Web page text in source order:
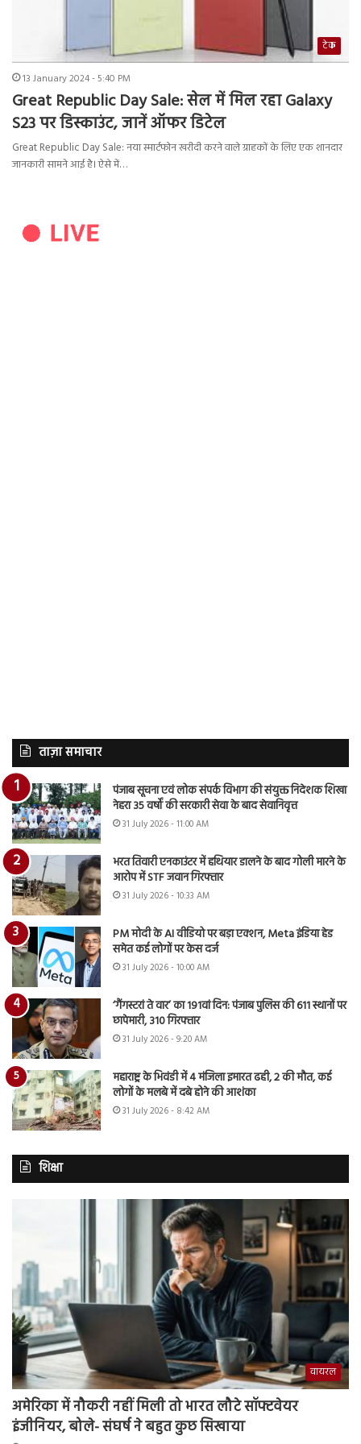
टेक
13 January 2024 - 5:40 PM
Great Republic Day Sale: सेल में मिल रहा Galaxy
S23 पर डिस्काउंट, जानें ऑफर डिटेल
Great Republic Day Sale: नया स्मार्टफोन खरीदी करने वाले ग्राहकों के लिए एक शानदार
जानकारी सामने आई है। ऐसे में…
ताज़ा समाचार
पंजाब सूचना एवं लोक संपर्क विभाग की संयुक्त निदेशक शिखा
नेहरा 35 वर्षों की सरकारी सेवा के बाद सेवानिवृत्त
31 July 2026 - 11:00 AM
भरत तिवारी एनकाउंटर में हथियार डालने के बाद गोली मारने के
आरोप में STF जवान गिरफ्तार
31 July 2026 - 10:33 AM
PM मोदी के AI वीडियो पर बड़ा एक्शन, Meta इंडिया हेड
समेत कई लोगों पर केस दर्ज
31 July 2026 - 10:00 AM
‘गैंगस्टरां ते वार’ का 191वां दिन: पंजाब पुलिस की 611 स्थानों पर
छापेमारी, 310 गिरफ्तार
31 July 2026 - 9:20 AM
महाराष्ट्र के भिवंडी में 4 मंजिला इमारत ढही, 2 की मौत, कई
लोगों के मलबे में दबे होने की आशंका
31 July 2026 - 8:42 AM
शिक्षा
वायरल
अमेरिका में नौकरी नहीं मिली तो भारत लौटे सॉफ्टवेयर
इंजीनियर, बोले- संघर्ष ने बहुत कुछ सिखाया